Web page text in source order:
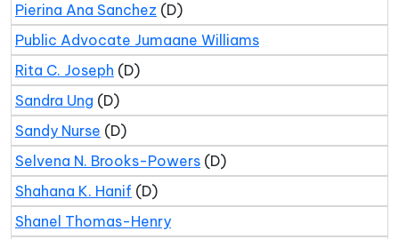
Pierina Ana Sanchez (D)
Public Advocate Jumaane Williams
Rita C. Joseph (D)
Sandra Ung (D)
Sandy Nurse (D)
Selvena N. Brooks-Powers (D)
Shahana K. Hanif (D)
Shanel Thomas-Henry